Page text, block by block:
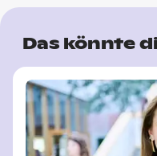
Das könnte